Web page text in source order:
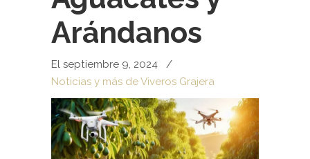
Arándanos
El septiembre 9, 2024
/
Noticias y más de Viveros Grajera